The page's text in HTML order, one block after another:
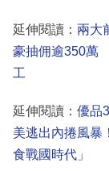
延伸閱讀： 兩大
豪抽佣逾350萬
工
延伸閱讀： 優品
美逃出內捲風暴
食戰國時代」